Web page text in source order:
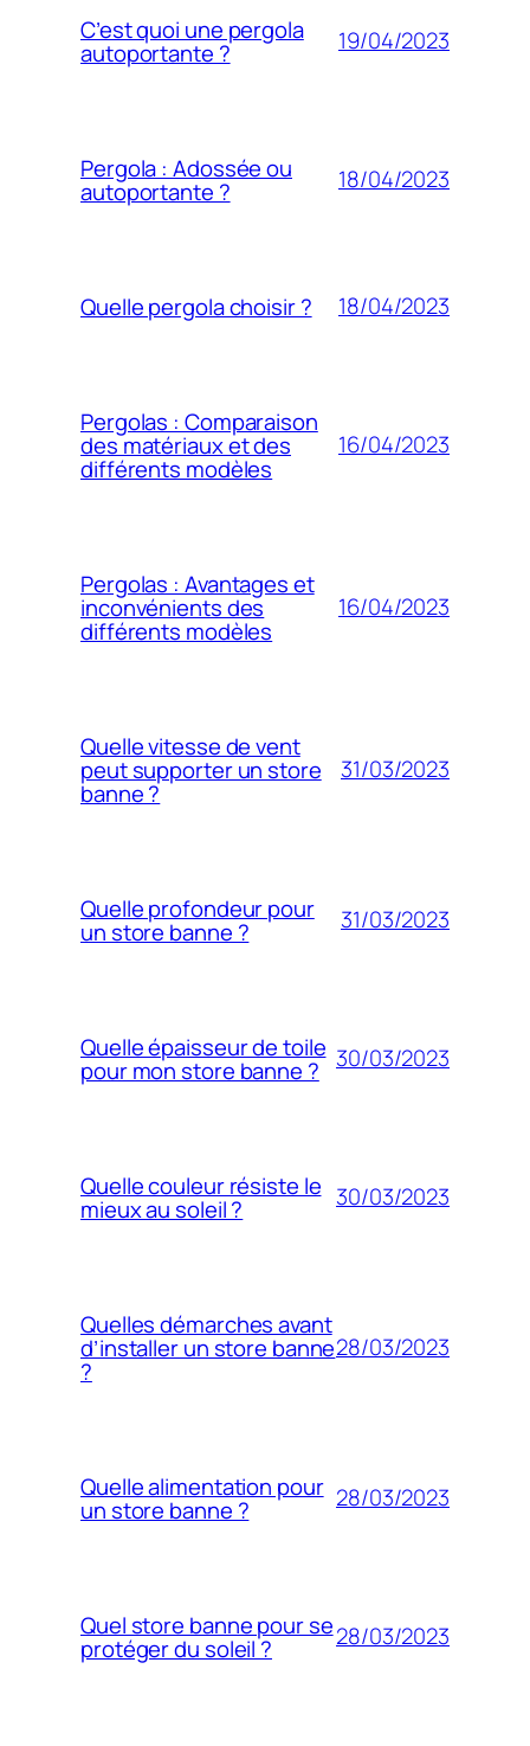
C’est quoi une pergola
autoportante ? 19/04/2023
Pergola : Adossée ou
autoportante ? 18/04/2023
Quelle pergola choisir ? 18/04/2023
Pergolas : Comparaison
des matériaux et des
différents modèles
16/04/2023
Pergolas : Avantages et
inconvénients des
différents modèles
16/04/2023
Quelle vitesse de vent
peut supporter un store
banne ?
31/03/2023
Quelle profondeur pour
un store banne ? 31/03/2023
Quelle épaisseur de toile
pour mon store banne ? 30/03/2023
Quelle couleur résiste le
mieux au soleil ? 30/03/2023
Quelles démarches avant
d’installer un store banne
?
28/03/2023
Quelle alimentation pour
un store banne ? 28/03/2023
Quel store banne pour se
protéger du soleil ? 28/03/2023